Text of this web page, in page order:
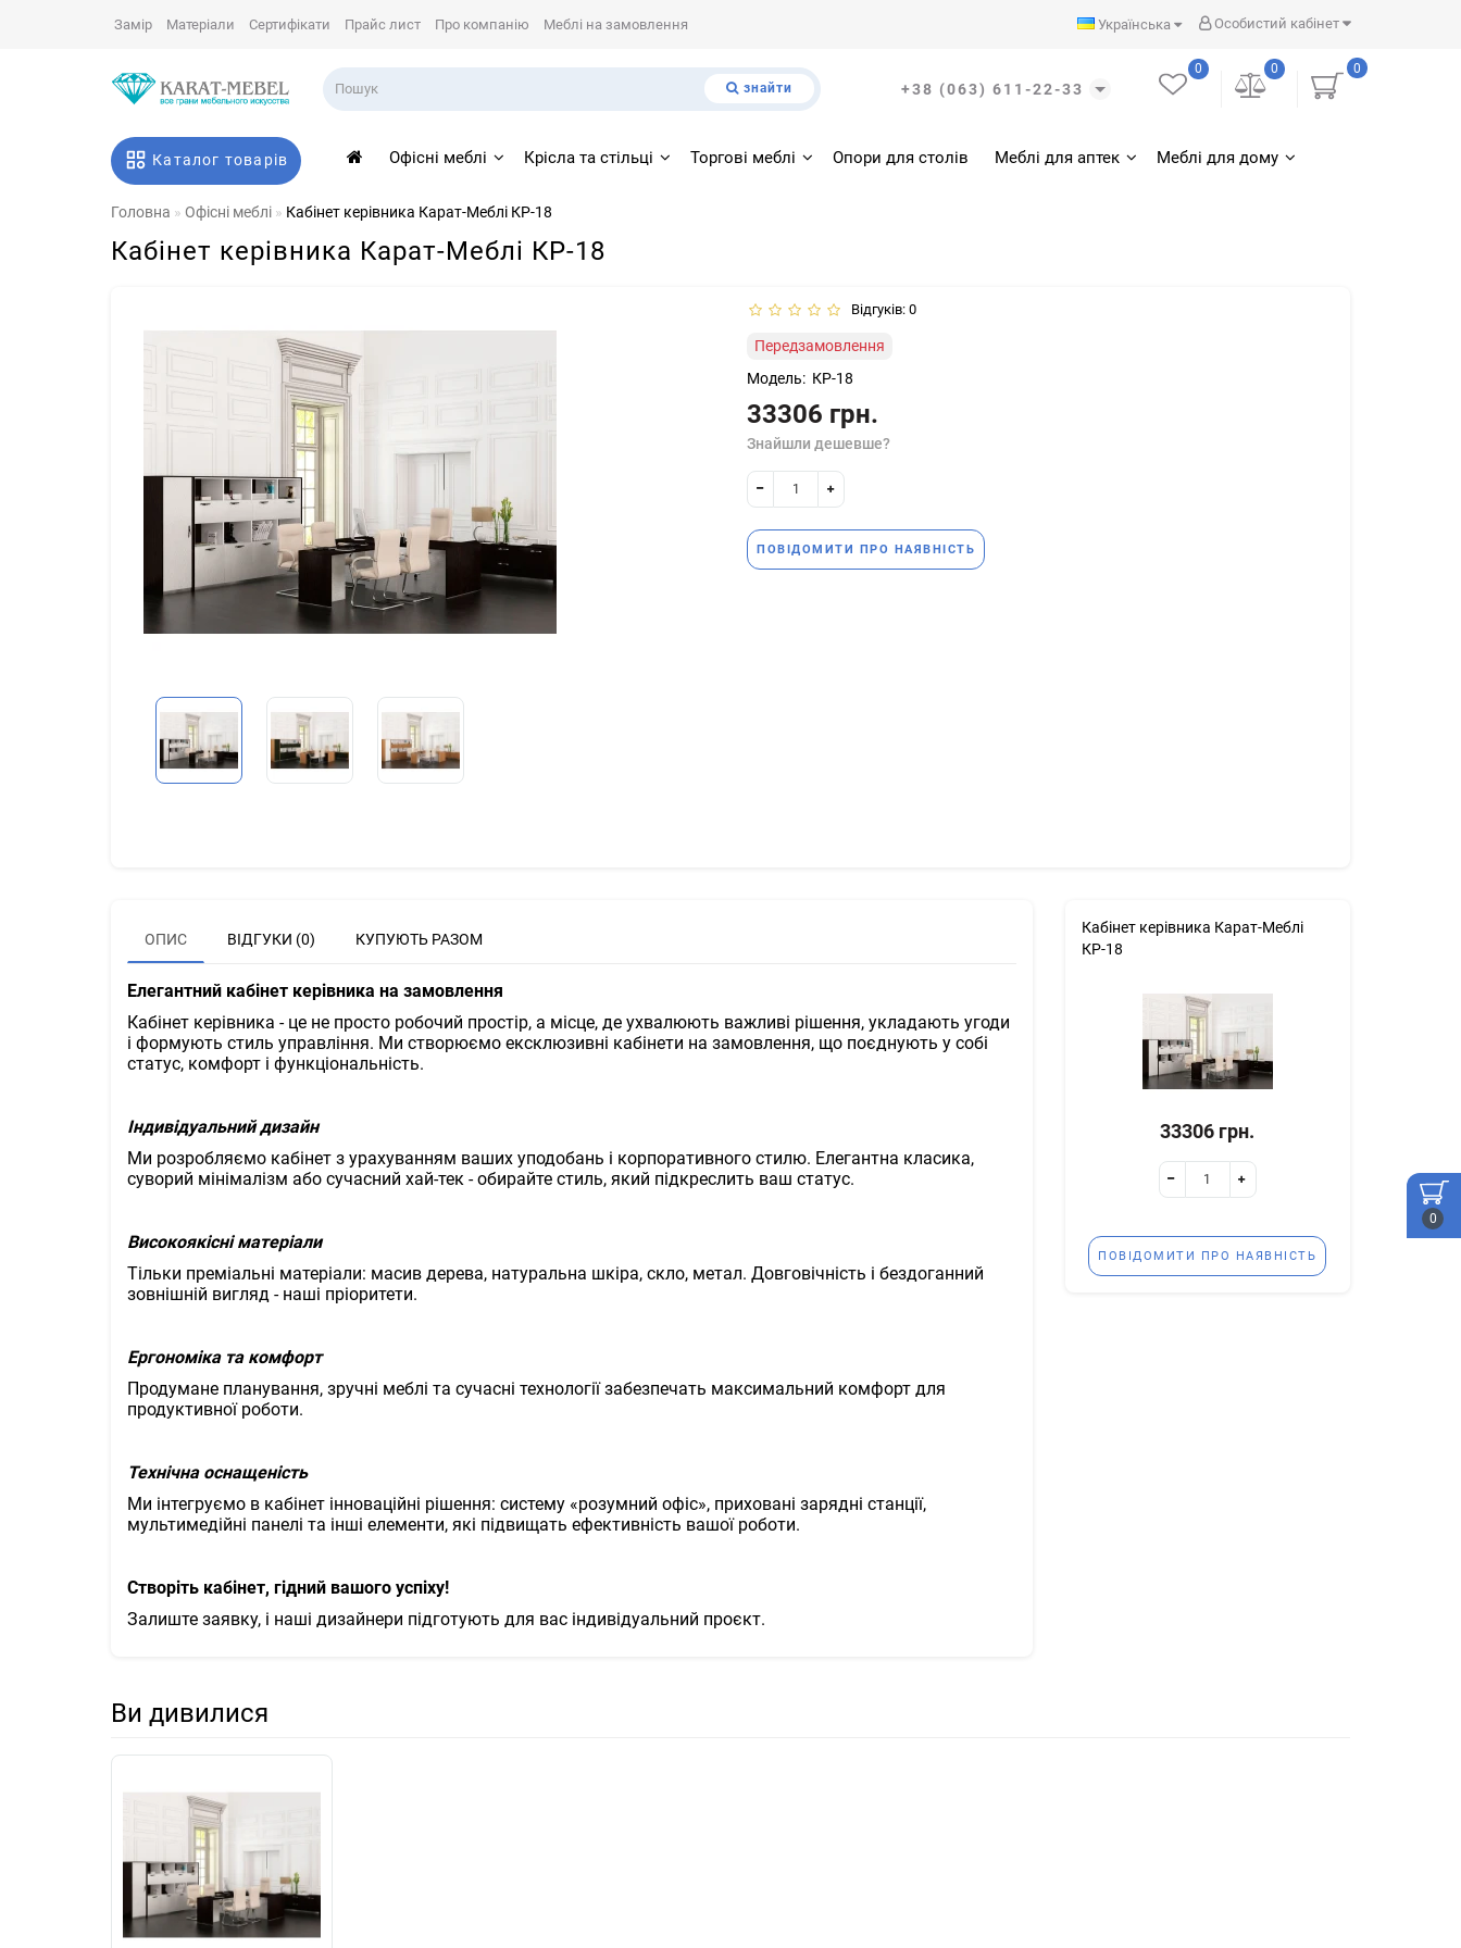
0
Особистий кабінет
Українська
Замір Матеріали Сертифікати Прайс лист Про компанію Меблі на замовлення
знайти +38 (063) 611-22-33
0
0
0
Каталог товарів Офісні меблі Крісла та стільці Торгові меблі Опори для столів Меблі для аптек Меблі для дому
Головна Офісні меблі Кабінет керівника Карат-Меблі КР-18
Кабінет керівника Карат-Меблі КР-18
Відгуків: 0
Передзамовлення
Модель: КР-18
33306 грн.
Знайшли дешевше?
ПОВІДОМИТИ ПРО НАЯВНІСТЬ
ОПИС ВІДГУКИ (0) КУПУЮТЬ РАЗОМ
Елегантний кабінет керівника на замовлення
Кабінет керівника - це не просто робочий простір, а місце, де ухвалюють важливі рішення, укладають угоди
і формують стиль управління. Ми створюємо ексклюзивні кабінети на замовлення, що поєднують у собі
статус, комфорт і функціональність.
Індивідуальний дизайн
Ми розробляємо кабінет з урахуванням ваших уподобань і корпоративного стилю. Елегантна класика,
суворий мінімалізм або сучасний хай-тек - обирайте стиль, який підкреслить ваш статус.
Високоякісні матеріали
Тільки преміальні матеріали: масив дерева, натуральна шкіра, скло, метал. Довговічність і бездоганний
зовнішній вигляд - наші пріоритети.
Ергономіка та комфорт
Продумане планування, зручні меблі та сучасні технології забезпечать максимальний комфорт для
продуктивної роботи.
Технічна оснащеність
Ми інтегруємо в кабінет інноваційні рішення: систему «розумний офіс», приховані зарядні станції,
мультимедійні панелі та інші елементи, які підвищать ефективність вашої роботи.
Створіть кабінет, гідний вашого успіху!
Залиште заявку, і наші дизайнери підготують для вас індивідуальний проєкт.
Кабінет керівника Карат-Меблі
КР-18
33306 грн.
ПОВІДОМИТИ ПРО НАЯВНІСТЬ
Ви дивилися